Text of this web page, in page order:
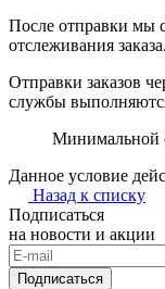
После отправки мы
отслеживания заказа.
Отправки заказов
службы
Минимальной
Данное условие
Назад к списку
Подписаться
на новости и акции
Подписаться